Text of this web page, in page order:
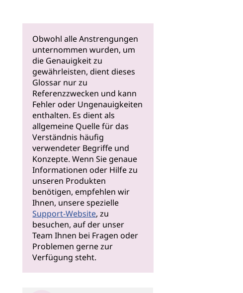
Obwohl alle Anstrengungen
unternommen wurden, um
die Genauigkeit zu
gewährleisten, dient dieses
Glossar nur zu
Referenzzwecken und kann
Fehler oder Ungenauigkeiten
enthalten. Es dient als
allgemeine Quelle für das
Verständnis häufig
verwendeter Begriffe und
Konzepte. Wenn Sie genaue
Informationen oder Hilfe zu
unseren Produkten
benötigen, empfehlen wir
Ihnen, unsere spezielle
Support-Website, zu
besuchen, auf der unser
Team Ihnen bei Fragen oder
Problemen gerne zur
Verfügung steht.